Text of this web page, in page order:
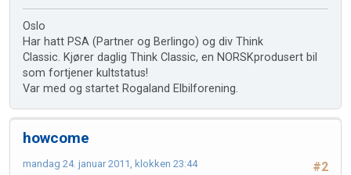
Oslo
Har hatt PSA (Partner og Berlingo) og div Think
Classic. Kjører daglig Think Classic, en NORSKprodusert bil
som fortjener kultstatus!
Var med og startet Rogaland Elbilforening.
howcome
#2
mandag 24. januar 2011, klokken 23:44